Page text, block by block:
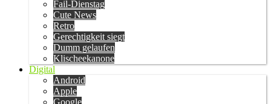
Fail-Dienstag
Cute News
Retro
Gerechtigkeit siegt
Dumm gelaufen
Klischeekanone
Digital
Android
Apple
Google